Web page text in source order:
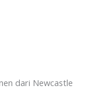
dari Newcastle